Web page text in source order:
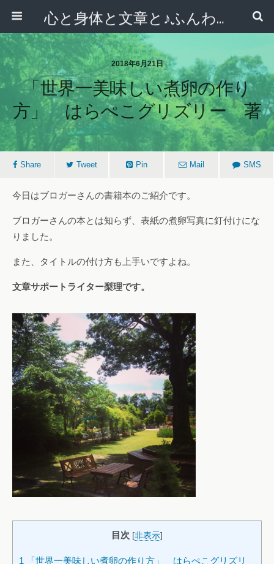
心と身体と文章と♪ふんわりシンプルライフ講座 【西宮・宝塚】
2018年6月21日
「世界一美味しい煮卵の作り
方」 はらぺこグリズリー 著
Share Tweet Pin Mail SMS
今日はブロガーさんの書籍本のご紹介です。
ブロガーさんの本とは知らず、表紙の煮卵写真に釘付けにな
りました。
また、タイトルの付け方も上手いですよね。
文章サポートライター梨理です。
目次 [非表示]
1 「世界一美味しい煮卵の作り方」 はらぺこグリズリ